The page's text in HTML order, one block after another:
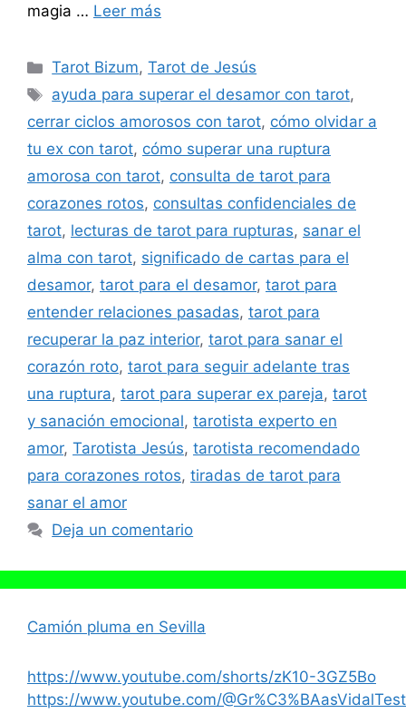
magia … Leer más
Categorías
Tarot Bizum,Tarot de Jesús
Etiquetas
ayuda para superar el desamor con tarot,
cerrar ciclos amorosos con tarot, cómo olvidar a
tu ex con tarot, cómo superar una ruptura
amorosa con tarot, consulta de tarot para
corazones rotos, consultas confidenciales de
tarot, lecturas de tarot para rupturas, sanar el
alma con tarot, significado de cartas para el
desamor, tarot para el desamor, tarot para
entender relaciones pasadas, tarot para
recuperar la paz interior, tarot para sanar el
corazón roto, tarot para seguir adelante tras
una ruptura, tarot para superar ex pareja, tarot
y sanación emocional, tarotista experto en
amor, Tarotista Jesús, tarotista recomendado
para corazones rotos, tiradas de tarot para
sanar el amor
Deja un comentario
Camión pluma en Sevilla
https://www.youtube.com/shorts/zK10-3GZ5Bo
https://www.youtube.com/